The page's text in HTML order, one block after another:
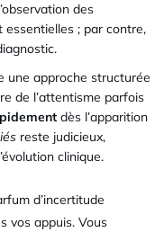
des
; par contre,
une approche structurée
de l’attentisme parfois
dès l’apparition
reste judicieux,
clinique.
d’incertitude
vos appuis. Vous